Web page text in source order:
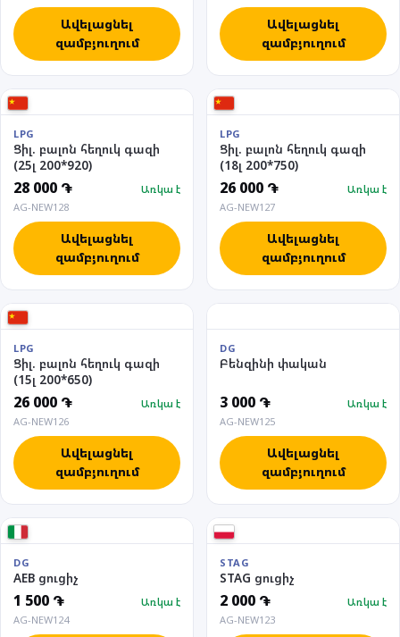
Ավելացնել
զամբյուղում
Ավելացնել
զամբյուղում
LPG
Ցիլ. բալոն հեղուկ գազի
(25լ 200*920)
28 000 ֏
Առկա է
AG-NEW128
Ավելացնել
զամբյուղում
LPG
Ցիլ. բալոն հեղուկ գազի
(18լ 200*750)
26 000 ֏
Առկա է
AG-NEW127
Ավելացնել
զամբյուղում
LPG
Ցիլ. բալոն հեղուկ գազի
(15լ 200*650)
26 000 ֏
Առկա է
AG-NEW126
Ավելացնել
զամբյուղում
DG
Բենզինի փական
3 000 ֏
Առկա է
AG-NEW125
Ավելացնել
զամբյուղում
DG
AEB ցուցիչ
1 500 ֏
Առկա է
AG-NEW124
STAG
STAG ցուցիչ
2 000 ֏
Առկա է
AG-NEW123